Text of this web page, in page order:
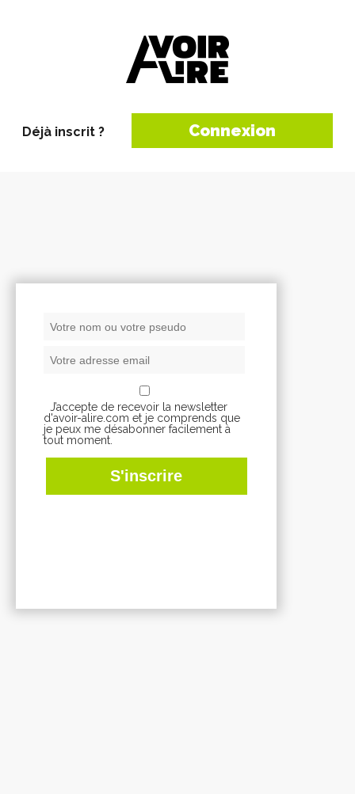
Déjà inscrit ? Connexion
J’accepte de recevoir la newsletter
d'avoir-alire.com et je comprends que
je peux me désabonner facilement à
tout moment.